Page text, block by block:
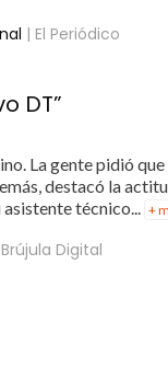
| El Periódico
DT”
La gente pidió
destacó la
técnico...
+
Digital